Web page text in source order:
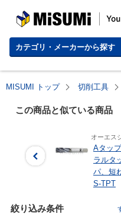
MISUMI | Your Time, Our Priority
カテゴリ・メーカーから探す
MISUMI トップ 切削工具
この商品と似ている商品
オーエス
Aタッ
ラルタ
パ、短
S-TPT
絞り込み条件